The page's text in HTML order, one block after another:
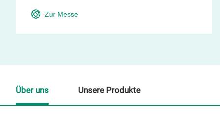
Zur Messe
Über uns Unsere Produkte